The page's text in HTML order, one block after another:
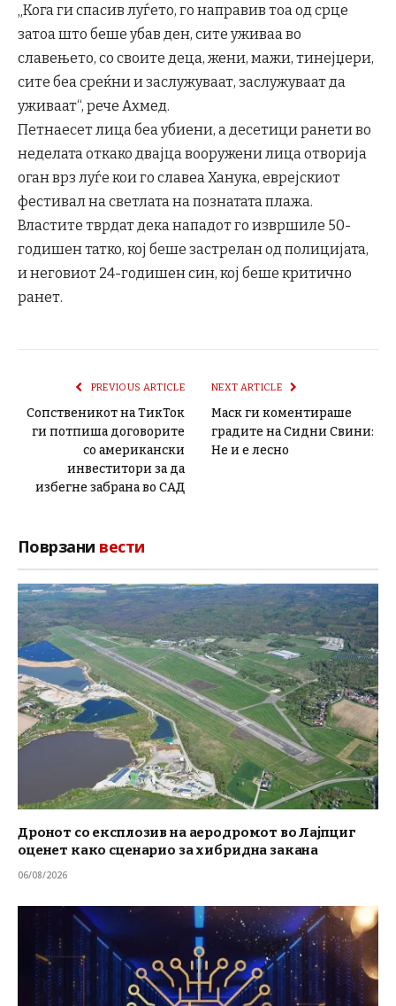
„Кога ги спасив луѓето, го направив тоа од срце
затоа што беше убав ден, сите уживаа во
славењето, со своите деца, жени, мажи, тинејџери,
сите беа среќни и заслужуваат, заслужуваат да
уживаат“, рече Ахмед.
Петнаесет лица беа убиени, а десетици ранети во
неделата откако двајца вооружени лица отворија
оган врз луѓе кои го славеа Ханука, еврејскиот
фестивал на светлата на познатата плажа.
Властите тврдат дека нападот го извршиле 50-
годишен татко, кој беше застрелан од полицијата,
и неговиот 24-годишен син, кој беше критично
ранет.
PREVIOUS ARTICLE
Сопственикот на ТикТок
ги потпиша договорите
со американски
инвеститори за да
избегне забрана во САД
NEXT ARTICLE
Маск ги коментираше
градите на Сидни Свини:
Не и е лесно
Поврзани вести
Дронот со експлозив на аеродромот во Лајпциг
оценет како сценарио за хибридна закана
06/08/2026